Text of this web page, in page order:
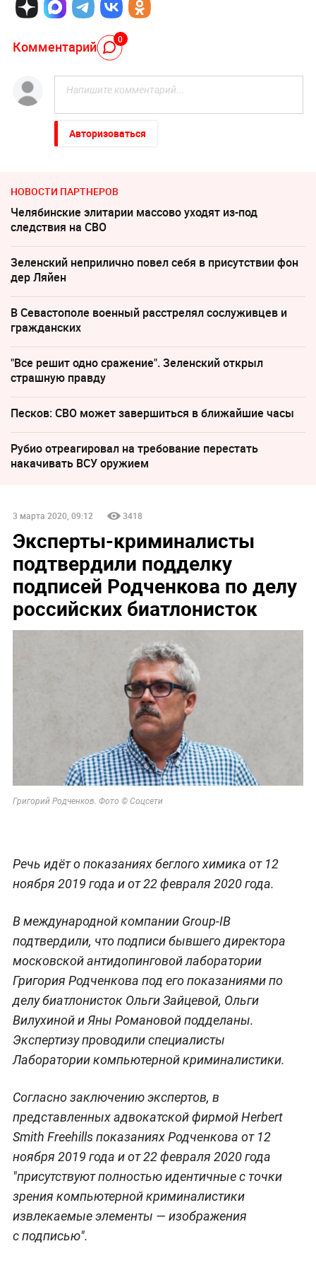
Комментарий 0
Авторизоваться
НОВОСТИ ПАРТНЕРОВ
Челябинские элитарии массово уходят из-под
следствия на СВО
Зеленский неприлично повел cебя в присутствии фон
дер Ляйен
В Севастополе военный расстрелял сослуживцев и
гражданских
"Все решит одно сражение". Зеленский открыл
страшную правду
Песков: СВО может завершиться в ближайшие часы
Рубио отреагировал на требование перестать
накачивать ВСУ оружием
3 марта 2020, 09:12 3418
Эксперты-криминалисты
подтвердили подделку
подписей Родченкова по делу
российских биатлонисток
Григорий Родченков. Фото © Соцсети
Речь идёт о показаниях беглого химика от 12
ноября 2019 года и от 22 февраля 2020 года.
В международной компании Group-IB
подтвердили, что подписи бывшего директора
московской антидопинговой лаборатории
Григория Родченкова под его показаниями по
делу биатлонисток Ольги Зайцевой, Ольги
Вилухиной и Яны Романовой подделаны.
Экспертизу проводили специалисты
Лаборатории компьютерной криминалистики.
Согласно заключению экспертов, в
представленных адвокатской фирмой Herbert
Smith Freehills показаниях Родченкова от 12
ноября 2019 года и от 22 февраля 2020 года
"присутствуют полностью идентичные с точки
зрения компьютерной криминалистики
извлекаемые элементы — изображения
с подписью".